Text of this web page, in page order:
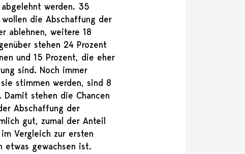
werden. 35
die Abschaffung der
ablehnen, weitere 18
stehen 24 Prozent
und 15 Prozent, die eher
sind. Noch immer
stimmen werden, sind 8
Damit stehen die Chancen
Abschaffung der
gut, zumal der Anteil
Vergleich zur ersten
etwas gewachsen ist.